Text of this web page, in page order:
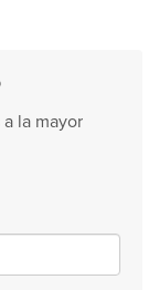
la mayor